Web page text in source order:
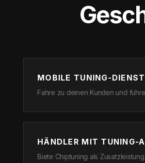
MOBILE TUNING-
Fahre zu deinen Kunden und
HÄNDLER MIT TUNING-
Biete Chiptuning als